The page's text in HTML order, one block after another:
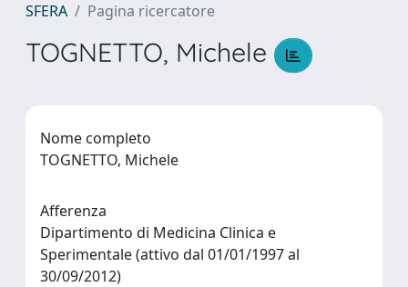
SFERA Pagina ricercatore
TOGNETTO, Michele
Nome completo
TOGNETTO, Michele
Afferenza
Dipartimento di Medicina Clinica e
Sperimentale (attivo dal 01/01/1997 al
30/09/2012)